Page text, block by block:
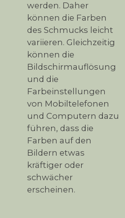
werden. Daher
können die Farben
des Schmucks leicht
variieren. Gleichzeitig
können die
Bildschirmauflösung
und die
Farbeinstellungen
von Mobiltelefonen
und Computern dazu
führen, dass die
Farben auf den
Bildern etwas
kräftiger oder
schwächer
erscheinen.